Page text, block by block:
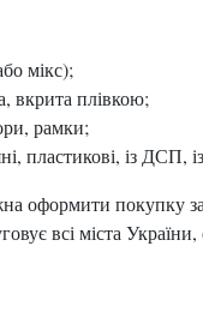
мікс);
плівкою;
рамки;
пластикові, із ДСП,
оформити покупку
всі міста